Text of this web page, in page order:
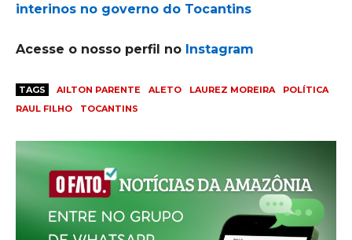
interinos no governo do Tocantins
Acesse o nosso perfil no Instagram
TAGS AILTON PARENTE ALETO LAUREZ MOREIRA
POLÍTICA
RAUL FILHO
TOCANTINS